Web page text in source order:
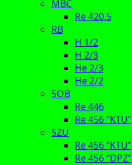
MBC
Re 420.5
RB
H 1/2
H 2/3
He 2/3
He 2/2
SOB
Re 446
Re 456 “KTU”
SZU
Re 456 “KTU”
Re 456 “DPZ”